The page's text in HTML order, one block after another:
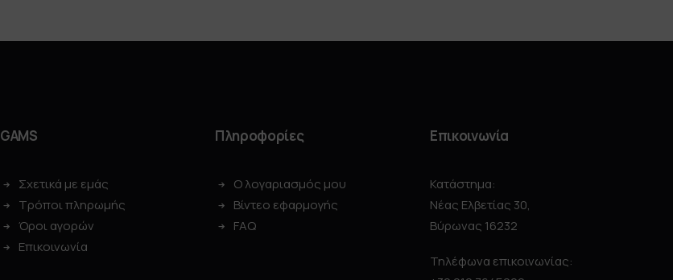
GAMS
Σχετικά με εμάς
Τρόποι πληρωμής
Όροι αγορών
Επικοινωνία
Πληροφορίες
Ο λογαριασμός μου
Βίντεο εφαρμογής
FAQ
Επικοινωνία
Κατάστημα:
Νέας Ελβετίας 30,
Βύρωνας 16232
Τηλέφωνα επικοινωνίας: